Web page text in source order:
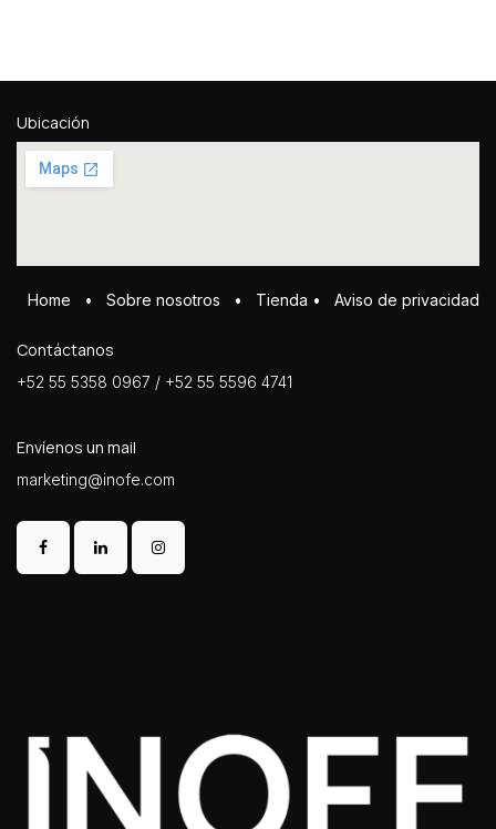
Ubicación
Home • Sobre ​n​osotros • Tienda • Aviso de privacidad
Contáctanos
+52 55 5358 0967 / +52 55 5596 4741
Envíenos un mail
marketing@inofe.com